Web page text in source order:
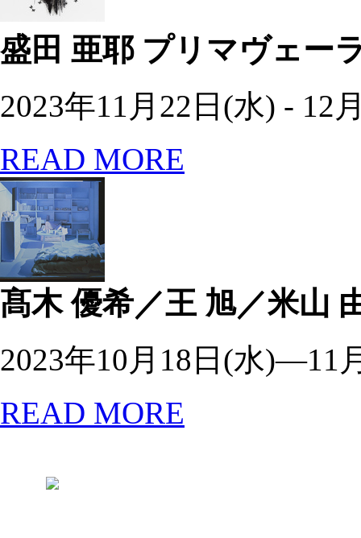
盛田 亜耶 プリマヴェー
2023年11月22日(水) - 12
READ MORE
髙木 優希／王 旭／米山
2023年10月18日(水)―11
READ MORE